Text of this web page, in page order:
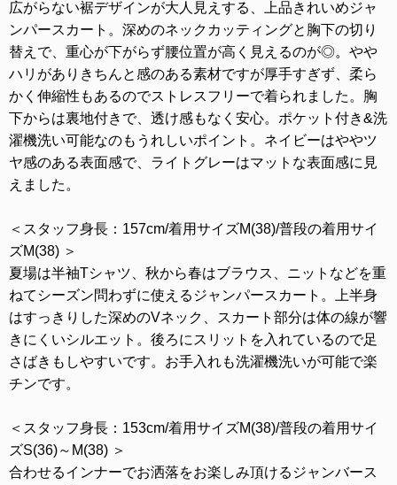
広がらない裾デザインが大人見えする、上品きれいめジャ
ンパースカート。深めのネックカッティングと胸下の切り
替えで、重心が下がらず腰位置が高く見えるのが◎。やや
ハリがありきちんと感のある素材ですが厚手すぎず、柔ら
かく伸縮性もあるのでストレスフリーで着られました。胸
下からは裏地付きで、透け感もなく安心。ポケット付き&洗
濯機洗い可能なのもうれしいポイント。ネイビーはややツ
ヤ感のある表面感で、ライトグレーはマットな表面感に見
えました。
＜スタッフ身長：157cm/着用サイズM(38)/普段の着用サイ
ズM(38) ＞
夏場は半袖Tシャツ、秋から春はブラウス、ニットなどを重
ねてシーズン問わずに使えるジャンパースカート。上半身
はすっきりした深めのVネック、スカート部分は体の線が響
きにくいシルエット。後ろにスリットを入れているので足
さばきもしやすいです。お手入れも洗濯機洗いが可能で楽
チンです。
＜スタッフ身長：153cm/着用サイズM(38)/普段の着用サイ
ズS(36)～M(38) ＞
合わせるインナーでお洒落をお楽しみ頂けるジャンバース